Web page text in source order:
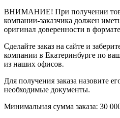
ВНИМАНИЕ! При получении
компании-заказчика должен
оригинал доверенности в
Сделайте заказ на сайте и
компании в Екатеринбурге по
из наших офисов.
Для получения заказа назовите
необходимые документы.
Минимальная сумма заказа: 30